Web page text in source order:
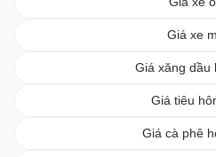
Giá xe
Giá xăng dầu
Giá tiêu
Giá cà phê